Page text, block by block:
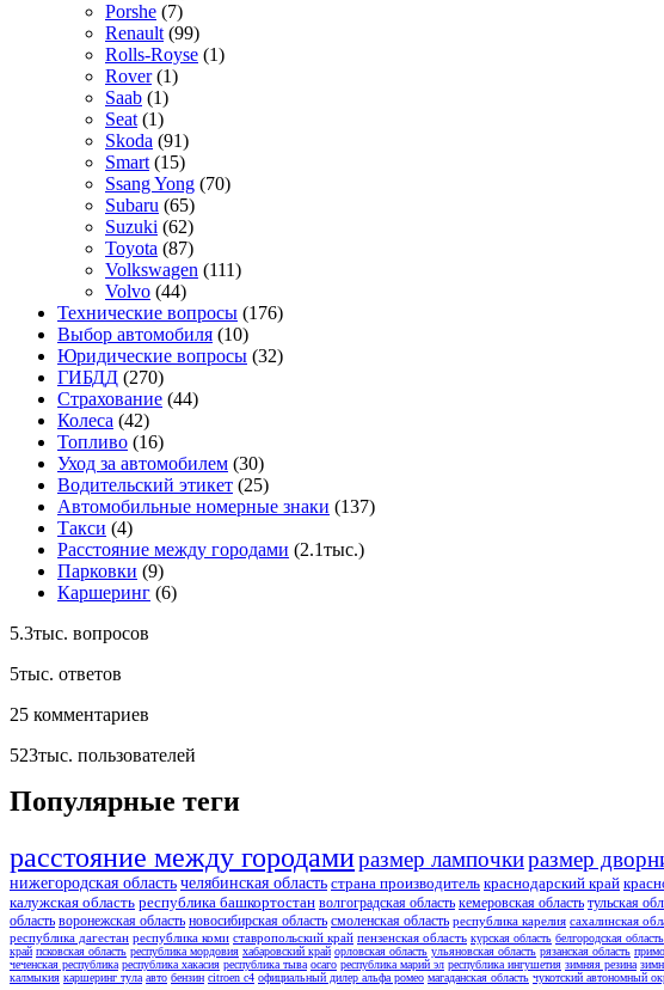
Porshe (7)
Renault (99)
Rolls-Royse (1)
Rover (1)
Saab (1)
Seat (1)
Skoda (91)
Smart (15)
Ssang Yong (70)
Subaru (65)
Suzuki (62)
Toyota (87)
Volkswagen (111)
Volvo (44)
Технические вопросы (176)
Выбор автомобиля (10)
Юридические вопросы (32)
ГИБДД (270)
Страхование (44)
Колеса (42)
Топливо (16)
Уход за автомобилем (30)
Водительский этикет (25)
Автомобильные номерные знаки (137)
Такси (4)
Расстояние между городами (2.1тыс.)
Парковки (9)
Каршеринг (6)
5.3тыс. вопросов
5тыс. ответов
25 комментариев
523тыс. пользователей
Популярные теги
расстояние между городамиразмер лампочкиразмер
нижегородская область челябинская область страна производитель краснодарский край
калужская область республика башкортостан волгоградская область кемеровская область тульская
область воронежская область новосибирская область смоленская область республика карелия сахалинская
республика дагестан республика коми ставропольский край пензенская область курская область белгородская область
край псковская область республика мордовия хабаровский край орловская область ульяновская область рязанская область
чеченская республика республика хакасия республика тыва осаго республика марий эл республика ингушетия зимняя резина
калмыкия каршеринг тула авто бензин citroen c4 официальный дилер альфа ромео магаданская область чукотский автономный